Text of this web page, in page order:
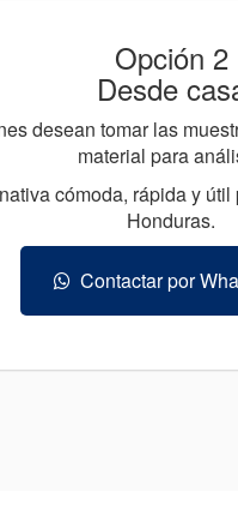
Opción 2
Desde
desean tomar las
material para
cómoda, rápida y
Honduras.
Contactar por